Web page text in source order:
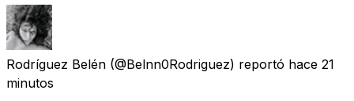
Rodríguez Belén (@Belnn0Rodriguez) reportó hace 21
minutos